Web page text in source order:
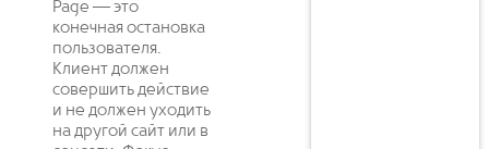
Page — это
конечная остановка
пользователя.
Клиент должен
совершить действие
и не должен уходить
на другой сайт или в